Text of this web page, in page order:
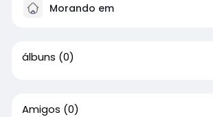
Morando em
álbuns (0)
Amigos (0)